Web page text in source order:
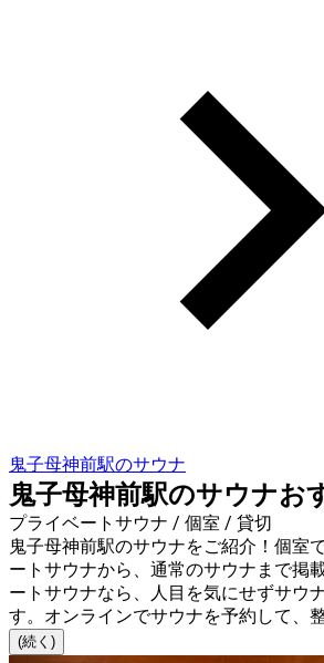
鬼子母神前駅のサウナ
鬼子母神前駅のサウナお
プライベートサウナ / 個室 / 貸切
鬼子母神前駅のサウナをご紹介！個室
ートサウナから、通常のサウナまで掲
ートサウナなら、人目を気にせずサウ
す。オンラインでサウナを予約して、
(続く)